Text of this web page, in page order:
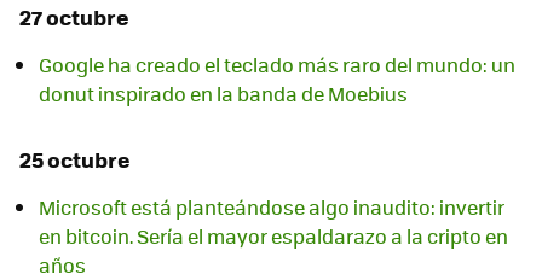
27 octubre
Google ha creado el teclado más raro del mundo: un
donut inspirado en la banda de Moebius
25 octubre
Microsoft está planteándose algo inaudito: invertir
en bitcoin. Sería el mayor espaldarazo a la cripto en
años